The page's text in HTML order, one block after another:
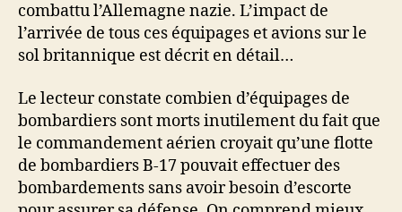
combattu l’Allemagne nazie. L’impact de
l’arrivée de tous ces équipages et avions sur le
sol britannique est décrit en détail…
Le lecteur constate combien d’équipages de
bombardiers sont morts inutilement du fait que
le commandement aérien croyait qu’une flotte
de bombardiers B-17 pouvait effectuer des
bombardements sans avoir besoin d’escorte